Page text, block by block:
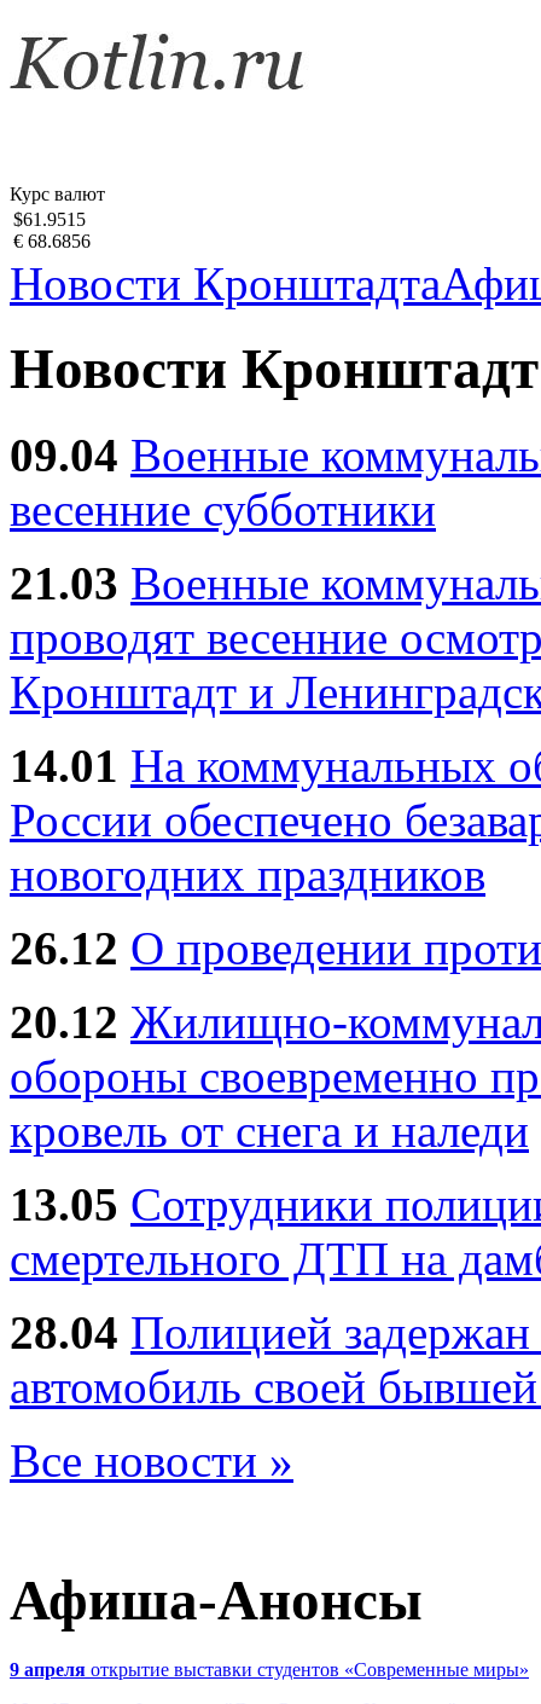
Курс валют
$61.9515
€ 68.6856
Новости Кронштадта
Новости
09.04 Военные
весенние субботники
21.03 Военные
проводят весенние
Кронштадт и
14.01 На коммунальных
России обеспечено
новогодних праздников
26.12 О проведении
20.12 Жилищно-
обороны своевременно
кровель от снега и наледи
13.05 Сотрудники
смертельного ДТП на
28.04 Полицией
автомобиль своей
Все новости »
Афиша-Анонсы
9 апреля открытие выставки студентов «Современные миры»